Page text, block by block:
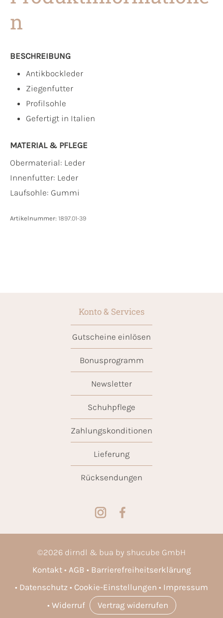
n
BESCHREIBUNG
Antikbockleder
Ziegenfutter
Profilsohle
Gefertigt in Italien
MATERIAL & PFLEGE
Obermaterial: Leder
Innenfutter: Leder
Laufsohle: Gummi
Artikelnummer: 1897.01-39
Konto & Services
Gutscheine einlösen
Bonusprogramm
Newsletter
Schuhpflege
Zahlungskonditionen
Lieferung
Rücksendungen
©2026 dirndl & bua by shucube GmbH
Kontakt
AGB
Barrierefreiheitserklärung
Datenschutz
Cookie-Einstellungen
Impressum
Widerruf
Vertrag widerrufen